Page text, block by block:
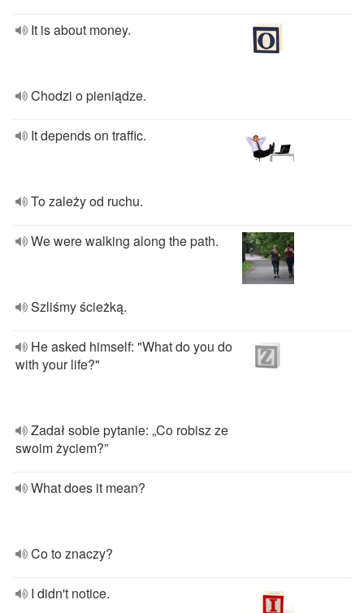
It is about money.
Chodzi o pieniądze.
It depends on traffic.
To zależy od ruchu.
We were walking along the path.
Szliśmy ścieżką.
He asked himself: "What do you do
with your life?"
Zadał sobie pytanie: „Co robisz ze
swoim życiem?”
What does it mean?
Co to znaczy?
I didn't notice.